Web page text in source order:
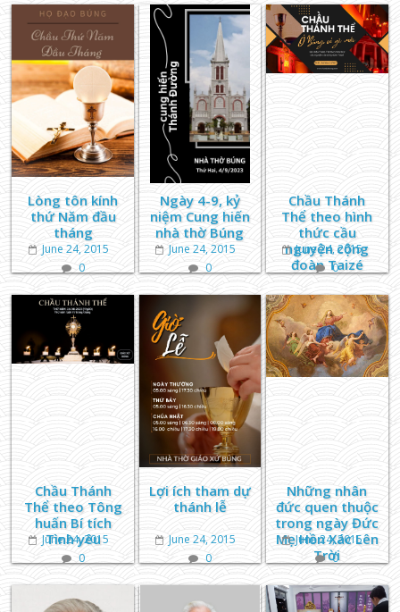
Lòng tôn kính
thứ Năm đầu
tháng
June 24, 2015
0
Ngày 4-9, kỷ
niệm Cung hiến
nhà thờ Búng
June 24, 2015
0
Chầu Thánh
Thể theo hình
thức cầu
nguyện cộng
đoàn Taizé
June 24, 2015
0
Chầu Thánh
Thể theo Tông
huấn Bí tích
Tình yêu
June 24, 2015
0
Lợi ích tham dự
thánh lễ
June 24, 2015
0
Những nhân
đức quen thuộc
trong ngày Đức
Mẹ Hồn Xác Lên
Trời
June 24, 2015
0